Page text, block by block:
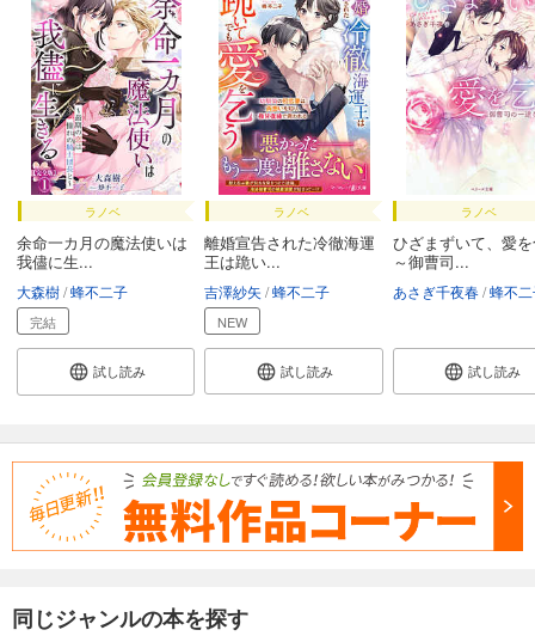
ラノベ
余命一カ月の魔法使いは
我儘に生...
大森樹 蜂不二子
完結
試し読み
ラノベ
離婚宣告された冷徹海運
王は跪い...
吉澤紗矢 蜂不二子
NEW
試し読み
ラノベ
ひざまずいて、愛
～御曹司...
あさぎ千夜春 蜂不
試し読み
同じジャンルの本を探す